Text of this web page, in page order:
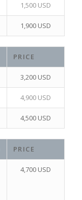
1,500 USD
1,900 USD
PRICE
3,200 USD
4,900 USD
4,500 USD
PRICE
4,700 USD